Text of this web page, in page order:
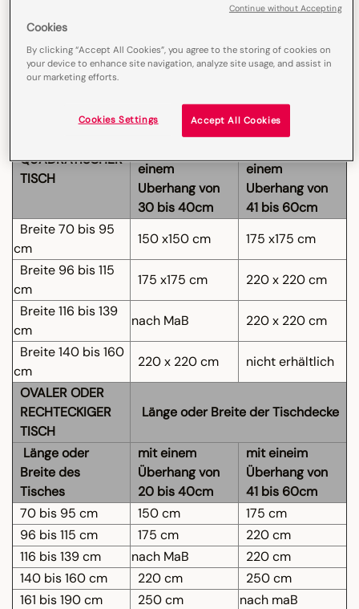
Ø 175 cm
250 cm
6 bis 8 Gäste
6 bis 10 Gäste
Ø 240 cm
8 bis 10 Gäste
10 bis 12 Gäste 10 bis 12 Gäste
QUADRATISCHER
TISCH
Gröbe der
einem
Uberhang von
30 bis 40cm
einem
Uberhang von
41 bis 60cm
Breite 70 bis 95
cm
150 x150 cm
175 x175 cm
Breite 96 bis 115
cm
175 x175 cm
220 x 220 cm
Breite 116 bis 139
cm
nach MaB
220 x 220 cm
Breite 140 bis 160
cm
220 x 220 cm
nicht erhältlich
OVALER ODER
RECHTECKIGER
TISCH
Länge oder Breite der Tischdecke
Länge oder
Breite des
Tisches
mit einem
Überhang von
20 bis 40cm
mit eineim
Überhang von
41 bis 60cm
70 bis 95 cm
150 cm
175 cm
96 bis 115 cm
175 cm
220 cm
116 bis 139 cm
nach MaB
220 cm
140 bis 160 cm
220 cm
250 cm
161 bis 190 cm
250 cm
nach maB
Cookies
By clicking “Accept All Cookies”, you agree to the storing of cookies on
your device to enhance site navigation, analyze site usage, and assist in
our marketing efforts.
Accept All Cookies
Cookies Settings
Continue without Accepting